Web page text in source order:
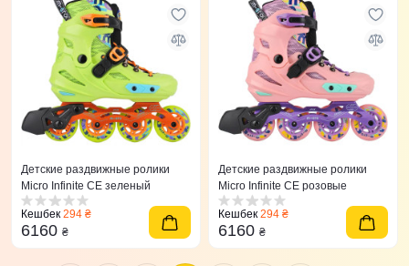
Детские раздвижные ролики
Micro Infinite CE зеленый
Кешбек 294 ₴
6160 ₴
Детские раздвижные ролики
Micro Infinite CE розовые
Кешбек 294 ₴
6160 ₴